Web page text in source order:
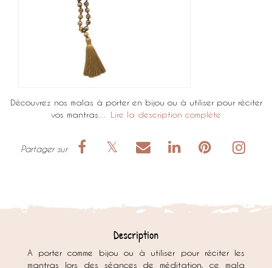
Découvrez nos malas à porter en bijou ou à utiliser pour réciter
vos mantras… Lire la description complète
Description
A porter comme bijou ou à utiliser pour réciter les
mantras lors des séances de méditation, ce mala